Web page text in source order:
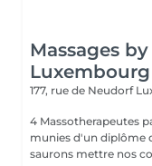
Massages by
Luxembourg
177, rue de Neudorf
4 Massotherapeutes
munies d'un diplôme
saurons mettre nos